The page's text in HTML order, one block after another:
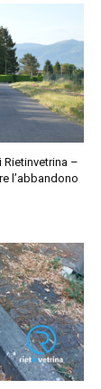
Rietinvetrina –
l’abbandono